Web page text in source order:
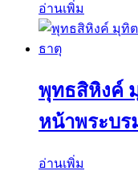
อ่านเพิ่ม
พุทธสิหิงค์
หน้าพระบร
อ่านเพิ่ม